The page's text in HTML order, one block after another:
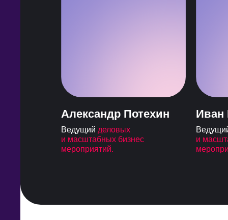
и
Иван
Ведущий деловых
и масштабных бизнес
мероприятий.
Александр Потехин